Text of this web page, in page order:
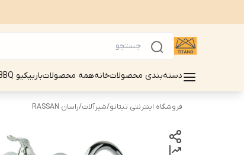
دسته‌بندی محصولاتخانههمه محصولاتباربیکیو BBQ
فروشگاه اینترنتی تیتانو/شیرآلات/راسان RASSAN